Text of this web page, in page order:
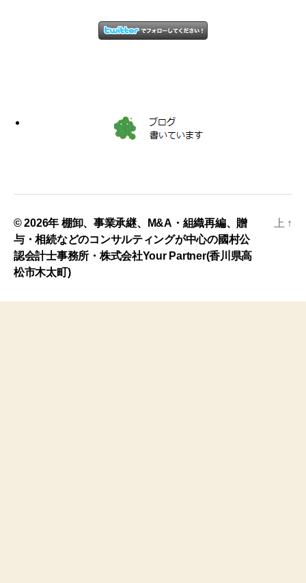
© 2026年 棚卸、事業承継、M&A・組織再編、贈
与・相続などのコンサルティングが中心の國村公
認会計士事務所・株式会社Your Partner(香川県高
松市木太町)
上 ↑